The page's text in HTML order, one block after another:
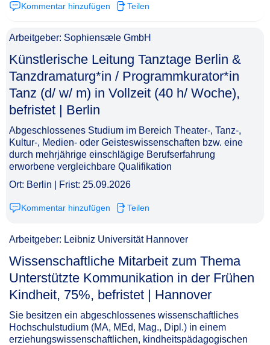
Kommentar hinzufügen Teilen
Arbeitgeber: Sophiensæle GmbH
Künstlerische Leitung Tanztage Berlin &
Tanzdramaturg*in / Programmkurator*in
Tanz (d/ w/ m) in Vollzeit (40 h/ Woche),
befristet | Berlin​‌‌‌‌​‌​‌‌‌‌​‌‌​‌‌​
Abgeschlossenes Studium im Bereich Theater-, Tanz-,
Kultur-, Medien- oder Geisteswissenschaften bzw. eine
durch mehrjährige einschlägige Berufserfahrung
erworbene vergleichbare Qualifikation
Ort: Berlin | Frist: 25.09.2026
Kommentar hinzufügen Teilen
Arbeitgeber: Leibniz Universität Hannover
Wissenschaftliche Mitarbeit zum Thema
Unterstützte Kommunikation in der Frühen
Kindheit, 75%, befristet | Hannover​‌‌‌‌​‌​‌‌‌‌​‌‌​‌​‌
Sie besitzen ein abgeschlossenes wissenschaftliches
Hochschulstudium (MA, MEd, Mag., Dipl.) in einem
erziehungswissenschaftlichen, kindheitspädagogischen